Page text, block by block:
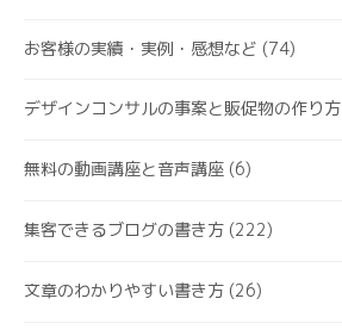
お客様の実績・実例・感想など (74)
デザインコンサルの事案と販促物の作り方
無料の動画講座と音声講座 (6)
集客できるブログの書き方 (222)
文章のわかりやすい書き方 (26)